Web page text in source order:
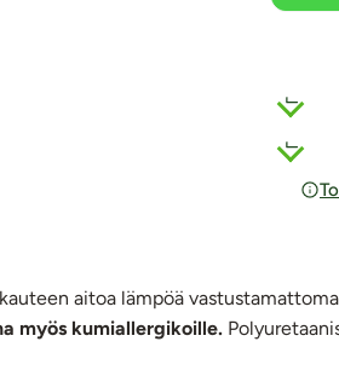
aitoa lämpöä
myös kumiallergikoille.